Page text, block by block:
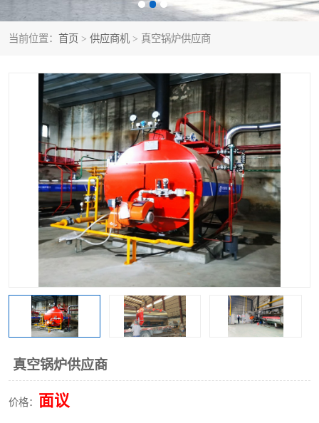
当前位置： 首页 > 供应商机 > 真空锅炉供应商
真空锅炉供应商
价格： 面议